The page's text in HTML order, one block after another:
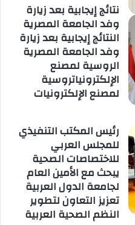
نتائج إيجابية بعد زيارة
وفد الجامعة المصرية
النتائج إيجابية بعد زيارة
وفد الجامعة المصرية
الروسية لمصنع
الإلكترونياتروسية
لمصنع الإلكترونيات
رئيس المكتب التنفيذي
للمجلس العربي
للاختصاصات الصحية
يبحث مع الأمين العام
لجامعة الدول العربية
تعزيز التعاون لتطوير
النظم الصحية العربية